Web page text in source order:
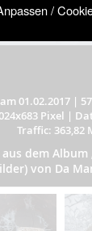
/
01.02.2017 |
Pixel |
Traffic: 363,82
dem Album
von Da